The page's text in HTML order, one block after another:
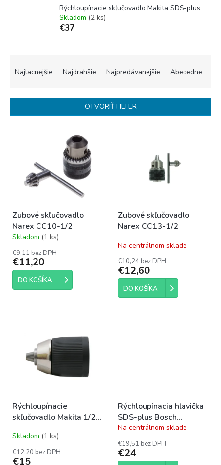
Rýchloupínacie skľučovadlo Makita SDS-plus
Skladom (2 ks)
€37
i
o
v
Najlacnejšie Najdrahšie Najpredávanejšie Abecedne
OTVORIŤ FILTER
d
u
k
t
o
v
Zubové skľučovadlo
Narex CC10-1/2
Priemerné
hodnotenie
produktu
je
5,0
Skladom (1 ks)
€9,11 bez DPH
€11,20
DO KOŠÍKA
Zubové skľučovadlo
Narex CC13-1/2
Na centrálnom sklade
€10,24 bez DPH
€12,60
DO KOŠÍKA
Rýchloupínacie
skľučovadlo Makita 1/2"
Skladom (1 ks)
€12,20 bez DPH
€15
Rýchloupínacia hlavička
SDS-plus Bosch
1617000895
Priemerné
produktu
je
Na centrálnom sklade
€19,51 bez DPH
€24